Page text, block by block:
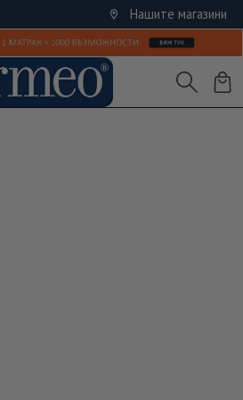
Нашите магазини